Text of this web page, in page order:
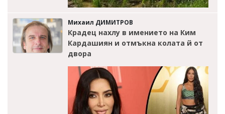
Михаил ДИМИТРОВ
Крадец нахлу в имението на Ким
Кардашиян и отмъкна колата й от
двора